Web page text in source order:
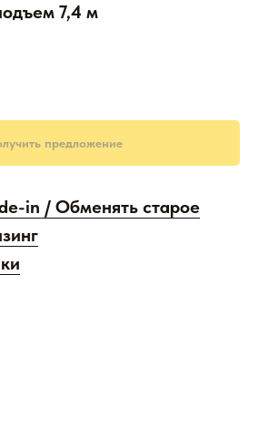
7,4 м
предложение
in / Обменять старое